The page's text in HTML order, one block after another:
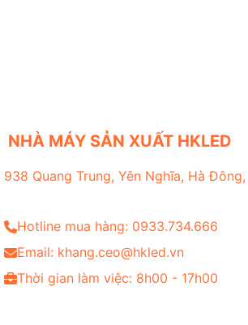
NHÀ MÁY SẢN XUẤT HKLED
938 Quang Trung, Yên Nghĩa, Hà
Hotline mua hàng: 0933.734.666
Email: khang.ceo@hkled.vn
Thời gian làm việc: 8h00 - 17h00